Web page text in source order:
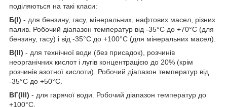
поділяються на такі класи:
Б(I) - для бензину, гасу, мінеральних, нафтових масел, різних
палив. Робочий діапазон температур від -35°С до +70°С (для
бензину, гасу) і від -35°С до +100°С (для мінеральних масел).
В(II) - для технічної води (без присадок), розчинів
неорганічних кислот і лугів концентрацією до 20% (крім
розчинів азотної кислоти). Робочий діапазон температур від
-35°С до +50°С.
ВГ(III) - для гарячої води. Робочий діапазон температур до
+100°С.